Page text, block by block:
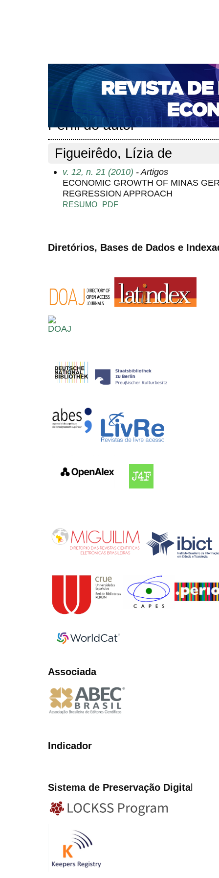
CAPA SOBRE ACESSO CADASTRO
NOTÍCIAS
PORTAL DE REVISTAS DA UNIFACS
BASES DE DADOS E INDEXADORES
Capa Pesquisa >Perfil do autor
Perfil do autor
Figueirêdo, Lízia de
v. 12, n. 21 (2010) - Artigos
ECONOMIC GROWTH OF MINAS
REGRESSION APPROACH
RESUMO PDF
Diretórios, Bases de Dados e
Associada
Indicador
Sistema de Preservação Digital